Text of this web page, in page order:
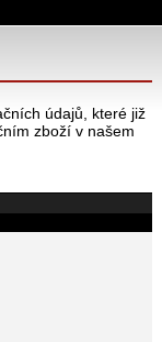
údajů, které již
zboží v našem